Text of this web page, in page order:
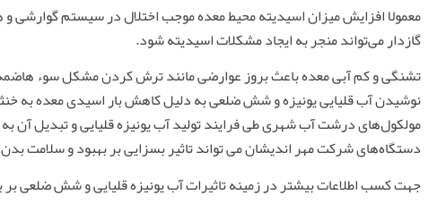
معمولا افزایش میزان اسیدیته محیط معده موجب اختلال در سیستم
گازدار می‌تواند منجر به ایجاد مشکلات اسیدیته شود.
تشنگی و کم آبی معده باعث بروز عوارضی مانند ترش کردن مشکل سوء
نوشیدن آب قلیایی یونیزه و شش ضلعی به دلیل کاهش بار اسیدی معده
مولکول‌های درشت آب شهری طی فرایند تولید آب یونیزه قلیایی و تبدیل
دستگاه‌های شرکت مهر اندیشان می تواند تاثیر بسزایی بر بهبود و سلامت
جهت کسب اطلاعات بیشتر در زمینه تاثیرات آب یونیزه قلیایی و شش ضلعی